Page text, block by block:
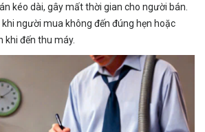
kéo dài, gây mất thời gian cho người bán.
người mua không đến đúng hẹn hoặc
khi đến thu máy.